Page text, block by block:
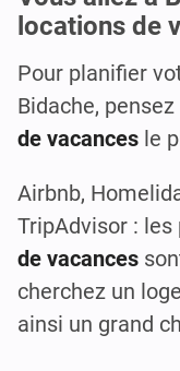
locations de
Pour planifier
Bidache,
de vacances le
Airbnb,
TripAdvisor :
de vacances
cherchez un
ainsi un grand